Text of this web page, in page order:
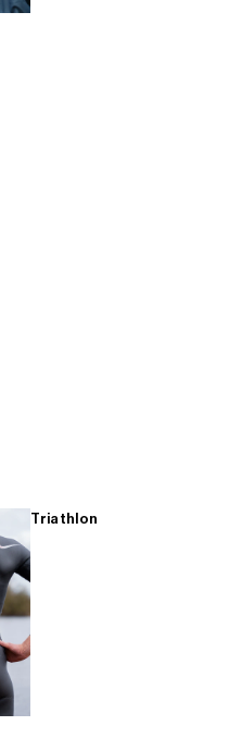
Triathlon